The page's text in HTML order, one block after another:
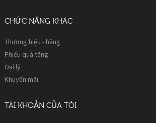
CHỨC NĂNG KHÁC
Thương hiệu - hãng
Phiếu quà tặng
Đại lý
Khuyến mãi
TÀI KHOẢN CỦA TÔI